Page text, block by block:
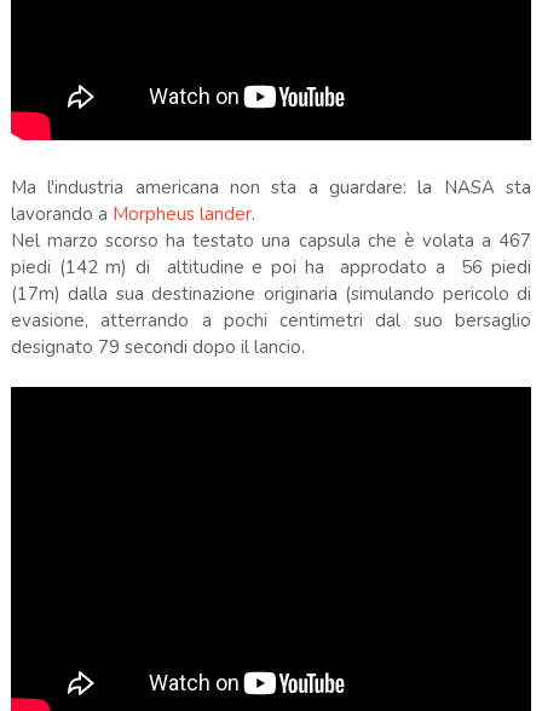
Ma l'industria americana non sta a guardare: la NASA sta
lavorando a Morpheus lander.
Nel marzo scorso ha testato una capsula che è volata a 467
piedi (142 m) di altitudine e poi ha approdato a 56 piedi
(17m) dalla sua destinazione originaria (simulando pericolo di
evasione, atterrando a pochi centimetri dal suo bersaglio
designato 79 secondi dopo il lancio.